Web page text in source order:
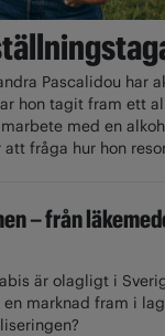
Pascalidou har
hon tagit fram ett
med en
fråga hur hon
– från
är olagligt i
en marknad fram i